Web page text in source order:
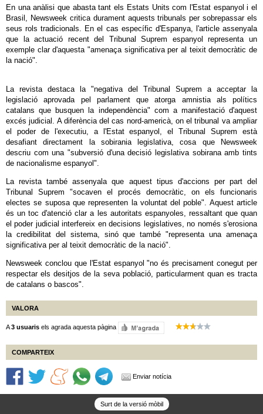
En una anàlisi que abasta tant els Estats Units com l'Estat espanyol i el
Brasil, Newsweek critica durament aquests tribunals per sobrepassar els
seus rols tradicionals. En el cas específic d'Espanya, l'article assenyala
que la actuació recent del Tribunal Suprem espanyol representa un
exemple clar d'aquesta "amenaça significativa per al teixit democràtic de
la nació".
La revista destaca la "negativa del Tribunal Suprem a acceptar la
legislació aprovada pel parlament que atorga amnistia als polítics
catalans que busquen la independència" com a manifestació d'aquest
excés judicial. A diferència del cas nord-americà, on el tribunal va ampliar
el poder de l'executiu, a l'Estat espanyol, el Tribunal Suprem està
desafiant directament la sobirania legislativa, cosa que Newsweek
descriu com una "subversió d'una decisió legislativa sobirana amb tints
de nacionalisme espanyol".
La revista també assenyala que aquest tipus d'accions per part del
Tribunal Suprem "socaven el procés democràtic, on els funcionaris
electes se suposa que representen la voluntat del poble". Aquest article
és un toc d'atenció clar a les autoritats espanyoles, ressaltant que quan
el poder judicial interfereix en decisions legislatives, no només s'erosiona
la credibilitat del sistema, sinó que també "representa una amenaça
significativa per al teixit democràtic de la nació".
Newsweek conclou que l'Estat espanyol "no és precisament conegut per
respectar els desitjos de la seva població, particularment quan es tracta
de catalans o bascos".
VALORA
A3 usuaris els agrada aquesta pàgina
COMPARTEIX
Enviar notícia
Surt de la versió mòbil